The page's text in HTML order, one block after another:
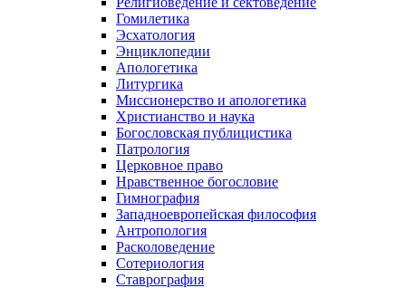
Гомилетика
Эсхатология
Энциклопедии
Апологетика
Литургика
Миссионерство и апологетика
Христианство и наука
Богословская публицистика
Патрология
Церковное право
Нравственное богословие
Гимнография
Западноевропейская философия
Антропология
Расколоведение
Сотериология
Ставрография